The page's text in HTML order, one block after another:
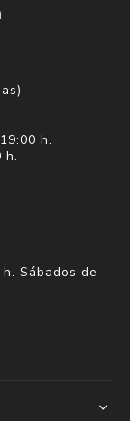
h.
h.
Sábados de